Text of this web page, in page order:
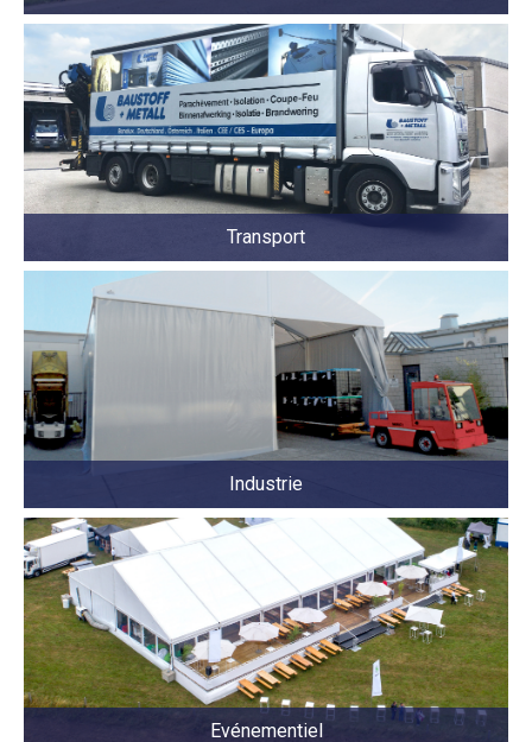
Transport
Industrie
Evénementiel